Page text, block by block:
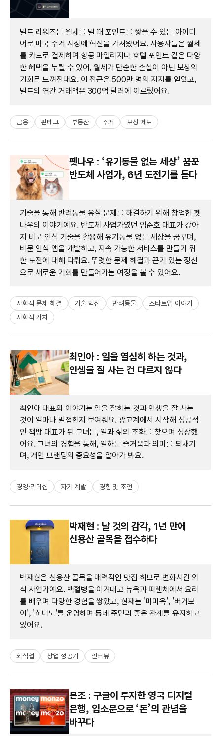
빌트 리워즈는 월세를 낼 때 포인트를 쌓을 수 있는 아이디
어로 미국 주거 시장에 혁신을 가져왔어요. 사용자들은 월세
를 카드로 결제하며 항공 마일리지나 호텔 포인트 같은 다양
한 혜택을 누릴 수 있어, 월세가 단순한 손실이 아닌 보상의
기회로 느껴진대요. 이 접근은 500만 명의 지지를 얻었고,
빌트의 연간 거래액은 300억 달러에 이르렀어요.
금융 핀테크 부동산 주거 보상 제도
펫나우 : ‘유기동물 없는 세상’ 꿈꾼
반도체 사업가, 6년 도전기를 듣다
기술을 통해 반려동물 유실 문제를 해결하기 위해 창업한 펫
나우의 이야기예요. 반도체 사업가였던 임준호 대표가 강아
지 비문 인식 기술을 활용해 유기동물 없는 세상을 꿈꾸며,
비문 인식 앱을 개발하고, 지속 가능한 서비스를 만들기 위
한 도전에 대해 다뤄요. 뚜렷한 문제 해결과 끈기 있는 정신
으로 새로운 기회를 만들어가는 여정을 볼 수 있어요.
사회적 문제 해결 기술 혁신 반려동물
스타트업 이야기
사회적 가치
최인아 : 일을 열심히 하는 것과,
인생을 잘 사는 건 다르지 않다
최인아 대표의 이야기는 일을 잘하는 것과 인생을 잘 사는
것이 얼마나 밀접한지 보여줘요. 광고계에서 시작해 성공적
인 책방 대표가 된 그녀는, 일과 삶의 조화를 찾으며 성장했
어요. 그녀의 경험을 통해, 일하는 즐거움과 의미를 되새기
며, 개인 브랜딩의 중요성을 알아가 봐요.
경영·리더십 자기 계발 경험 및 조언
박재현 : 날 것의 감각, 1년 만에
신용산 골목을 접수하다
박재현은 신용산 골목을 매력적인 맛집 허브로 변화시킨 외
식 사업가예요. 백혈병을 이겨내고 뉴욕과 피렌체에서 요리
를 배우며 다양한 경험을 쌓았고, 현재는 '미미옥', '버거보
이', '쇼니노'를 운영하며 동네 주민과 좋은 관계를 유지하고
있어요.
외식업 창업 성공기 인터뷰
몬조 : 구글이 투자한 영국 디지털
은행, 입소문으로 ‘돈’의 관념을
바꾸다